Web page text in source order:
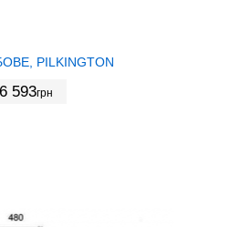
PILKINGTON
6 593грн